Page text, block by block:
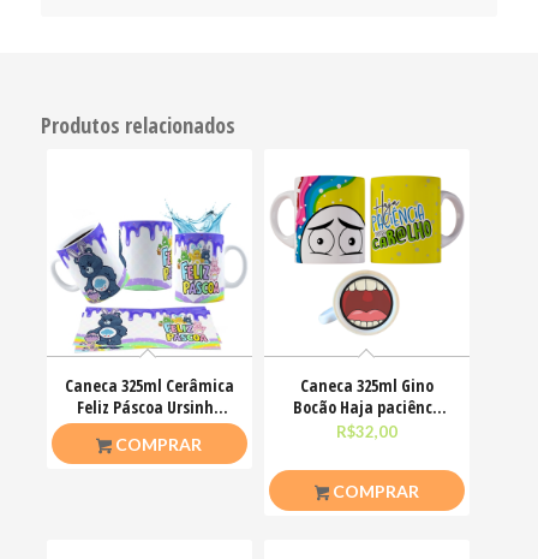
Produtos relacionados
Caneca 325ml Cerâmica
Feliz Páscoa Ursinho
Carinhosos
COMPRAR
Caneca 325ml Gino
Bocão Haja paciênca
nesse caralho Meme
R$32,00
COMPRAR